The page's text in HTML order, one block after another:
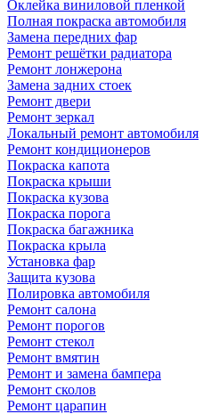
Оклейка виниловой пленкой
Полная покраска автомобиля
Замена передних фар
Ремонт решётки радиатора
Ремонт лонжерона
Замена задних стоек
Ремонт двери
Ремонт зеркал
Локальный ремонт автомобиля
Ремонт кондиционеров
Покраска капота
Покраска крыши
Покраска кузова
Покраска порога
Покраска багажника
Покраска крыла
Установка фар
Защита кузова
Полировка автомобиля
Ремонт салона
Ремонт порогов
Ремонт стекол
Ремонт вмятин
Ремонт и замена бампера
Ремонт сколов
Ремонт царапин